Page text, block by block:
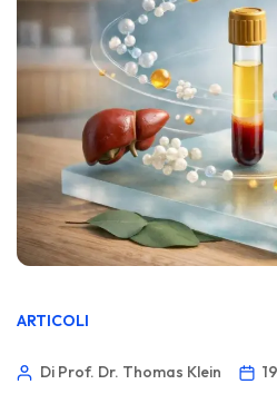
ARTICOLI
Di Prof. Dr. Thomas Klein